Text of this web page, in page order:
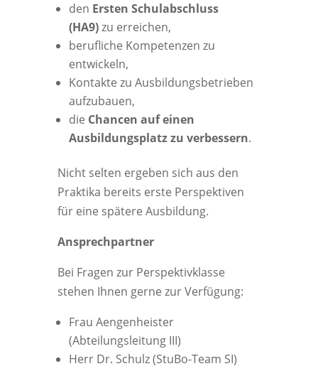
den Ersten Schulabschluss
(HA9)zu erreichen,
berufliche Kompetenzen zu
entwickeln,
Kontakte zu Ausbildungsbetrieben
aufzubauen,
die Chancen auf einen
Ausbildungsplatz zu verbessern.
Nicht selten ergeben sich aus den
Praktika bereits erste Perspektiven
für eine spätere Ausbildung.
Ansprechpartner
Bei Fragen zur Perspektivklasse
stehen Ihnen gerne zur Verfügung:
Frau Aengenheister
(Abteilungsleitung III)
Herr Dr. Schulz (StuBo-Team SI)